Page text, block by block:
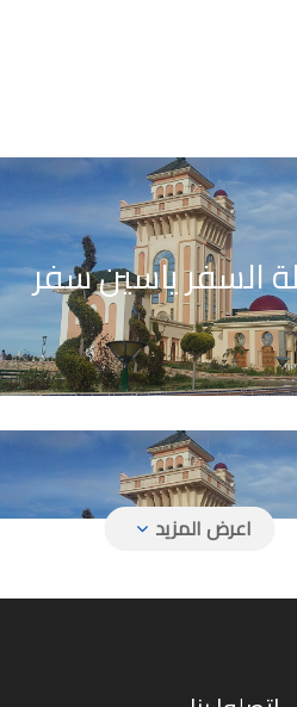
السفر ياسين سفر
السفر جول ترافل